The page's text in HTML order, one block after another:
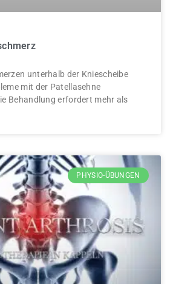
unterhalb der Kniescheibe
mit der Patellasehne
Behandlung erfordert mehr als
PHYSIO-ÜBUNGEN